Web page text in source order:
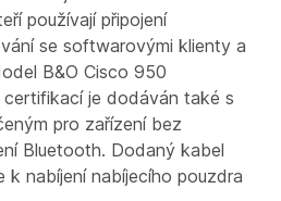
používají připojení
se softwarovými klienty a
B&O Cisco 950
je dodáván také s
pro zařízení bez
Bluetooth. Dodaný kabel
k nabíjení nabíjecího pouzdra